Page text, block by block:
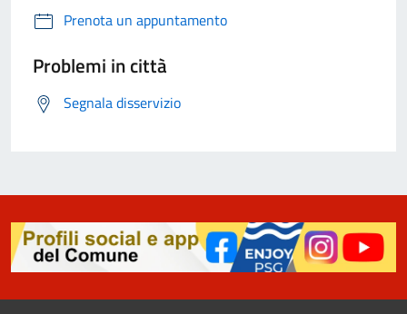
Prenota un appuntamento
Problemi in città
Segnala disservizio